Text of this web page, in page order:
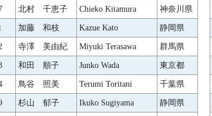
北村 千恵子 Chieko Kitamura 神奈川県
加藤 和枝 Kazue Kato 静岡県
寺澤 美由紀 Miyuki Terasawa 群馬県
和田 順子 Junko Wada 東京都
鳥谷 照美 Terumi Toritani 千葉県
杉山 郁子 Ikuko Sugiyama 静岡県